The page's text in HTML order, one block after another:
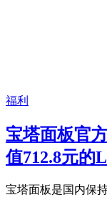
福利
宝塔面板官
值712.8元的
宝塔面板是国内保